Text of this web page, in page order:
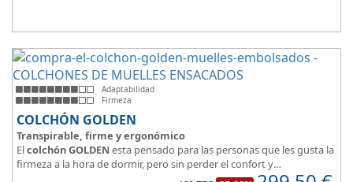
Adaptabilidad
Firmeza
COLCHÓN GOLDEN
Transpirable, firme y ergonómico
Elcolchón GOLDENesta pensado para las personas que les gusta la
firmeza a la hora de dormir, pero sin perder el confort y
adaptabilidad que nos ofrece la viscoelástica.